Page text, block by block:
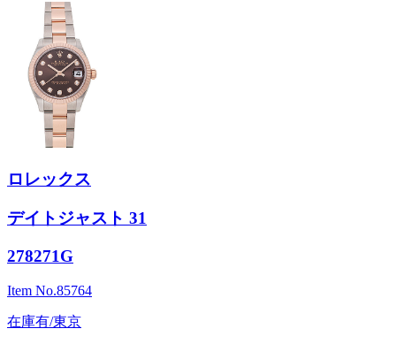
ロレックス
デイトジャスト 31
278271G
Item No.85764
在庫有/東京